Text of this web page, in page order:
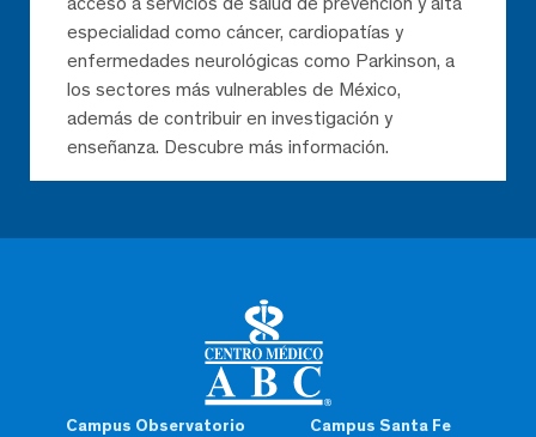
Campus Observatorio Campus Santa Fe
especialidad como cáncer, cardiopatías y
enfermedades neurológicas como Parkinson, a
los sectores más vulnerables de México,
además de contribuir en investigación y
enseñanza. Descubre más información.